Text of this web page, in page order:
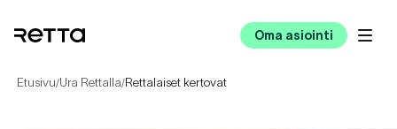
Oma asiointi
Etusivu/Ura Rettalla/Rettalaiset kertovat